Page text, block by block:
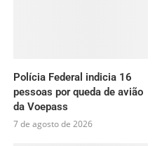
Polícia Federal indicia 16
pessoas por queda de avião
da Voepass
7 de agosto de 2026